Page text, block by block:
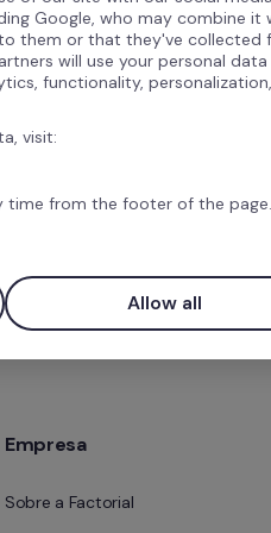
9 de maio de 2023, e é
da América Latina. As
dos clientes no
mil softwares cadastrados
Empresa
Sobre a Factorial
Google, who may combine it
them or that they've collected
will use your personal
functionality,
visit:
time from the footer of the page.
Allow all